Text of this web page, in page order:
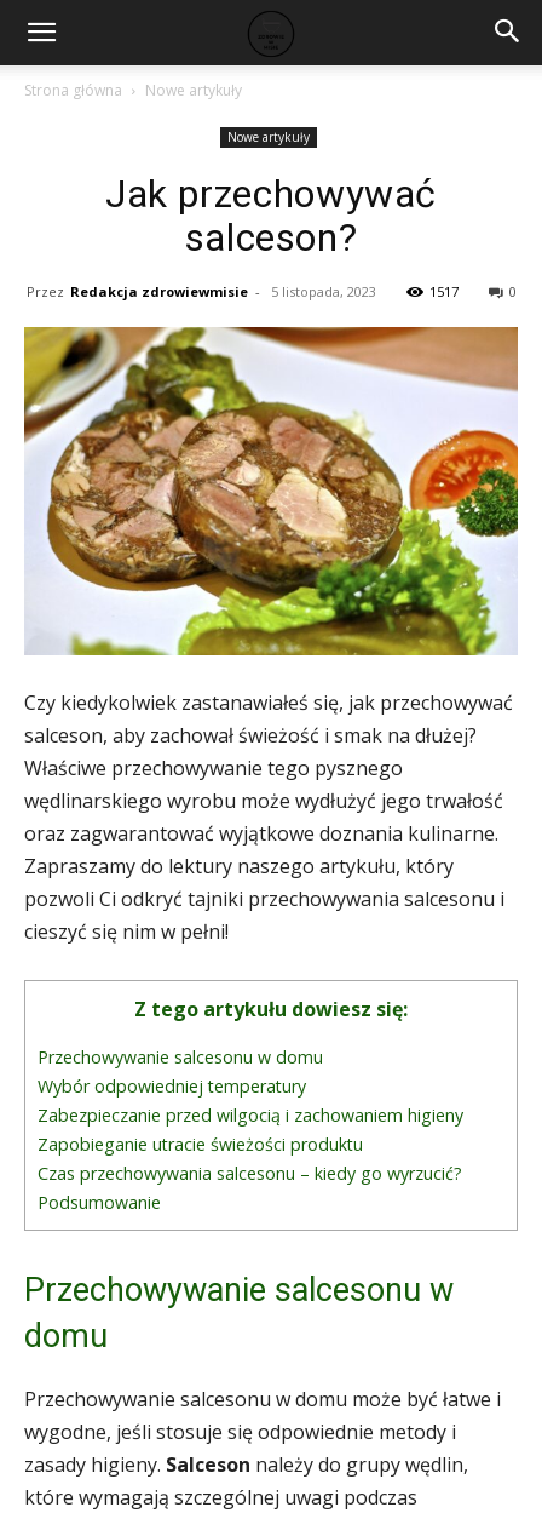
Strona główna Nowe artykuły
Nowe artykuły
Jak przechowywać
salceson?
Przez Redakcja zdrowiewmisie - 5 listopada, 2023 1517 0
Czy kiedykolwiek zastanawiałeś się, jak przechowywać
salceson, aby zachował świeżość i smak na dłużej?
Właściwe przechowywanie tego pysznego
wędlinarskiego wyrobu może wydłużyć jego trwałość
oraz zagwarantować wyjątkowe doznania kulinarne.
Zapraszamy do lektury naszego artykułu, który
pozwoli Ci odkryć tajniki przechowywania salcesonu i
cieszyć się nim w pełni!
Z tego artykułu dowiesz się:
Przechowywanie salcesonu w domu
Wybór odpowiedniej temperatury
Zabezpieczanie przed wilgocią i zachowaniem higieny
Zapobieganie utracie świeżości produktu
Czas przechowywania salcesonu – kiedy go wyrzucić?
Podsumowanie
Przechowywanie salcesonu w
domu
Przechowywanie salcesonu w domu może być łatwe i
wygodne, jeśli stosuje się odpowiednie metody i
zasady higieny. Salceson należy do grupy wędlin,
które wymagają szczególnej uwagi podczas